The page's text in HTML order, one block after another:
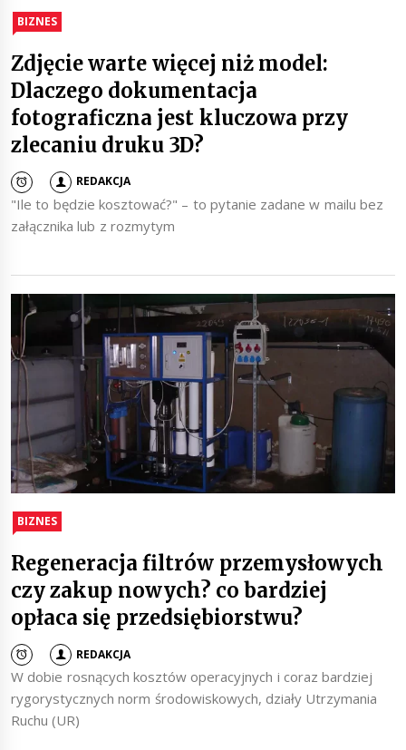
BIZNES
Zdjęcie warte więcej niż model:
Dlaczego dokumentacja
fotograficzna jest kluczowa przy
zlecaniu druku 3D?
REDAKCJA
"Ile to będzie kosztować?" – to pytanie zadane w mailu bez
załącznika lub z rozmytym
BIZNES
Regeneracja filtrów przemysłowych
czy zakup nowych? co bardziej
opłaca się przedsiębiorstwu?
REDAKCJA
W dobie rosnących kosztów operacyjnych i coraz bardziej
rygorystycznych norm środowiskowych, działy Utrzymania
Ruchu (UR)